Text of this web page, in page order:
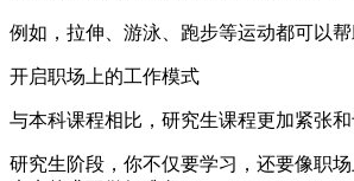
例如，拉伸、游泳、跑步等运动都可以
开启职场上的工作模式
与本科课程相比，研究生课程更加紧张
研究生阶段，你不仅要学习，还要像职